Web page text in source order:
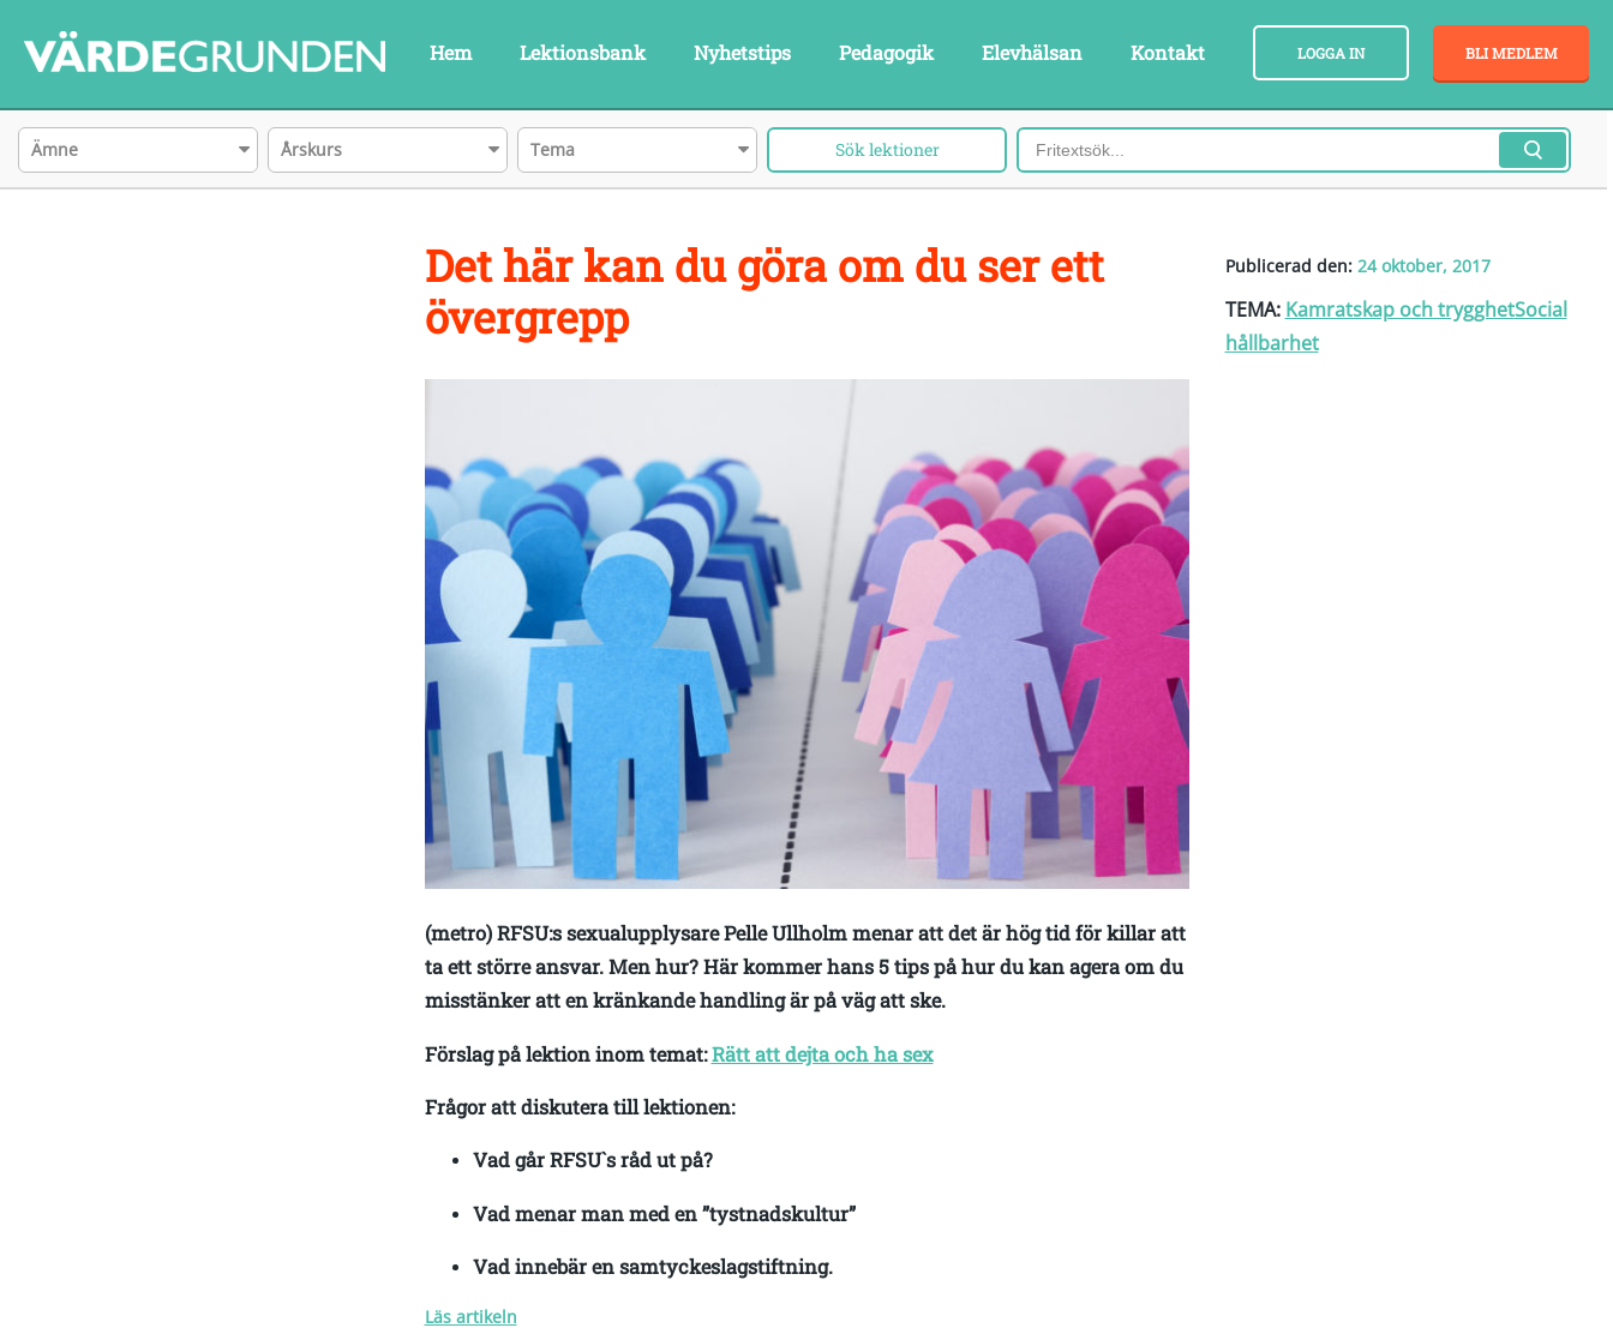
BLI MEDLEM
LOGGA IN
Hem Lektionsbank Nyhetstips Pedagogik Elevhälsan Kontakt
Ämne Årskurs Tema
Publicerad den: 24 oktober, 2017
TEMA: Kamratskap och trygghetSocial
hållbarhet
Det här kan du göra om du ser ett
övergrepp
(metro) RFSU:s sexualupplysare Pelle Ullholm menar att det är hög tid för killar att
ta ett större ansvar. Men hur? Här kommer hans 5 tips på hur du kan agera om du
misstänker att en kränkande handling är på väg att ske.
Förslag på lektion inom temat:Rätt att dejta och ha sex
Frågor att diskutera till lektionen:
Vad går RFSU`s råd ut på?
Vad menar man med en ”tystnadskultur”
Vad innebär en samtyckeslagstiftning.
Läs artikeln